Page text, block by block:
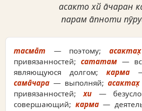
асакто хй а̄чаран
парам а̄пноти
тасма̄т — поэтому; асактах̣
привязанностей;сататам —
являющуюся долгом; карма —
сама̄чара — выполняй; асактах̣
привязанностей;хи—
совершающий; карма—